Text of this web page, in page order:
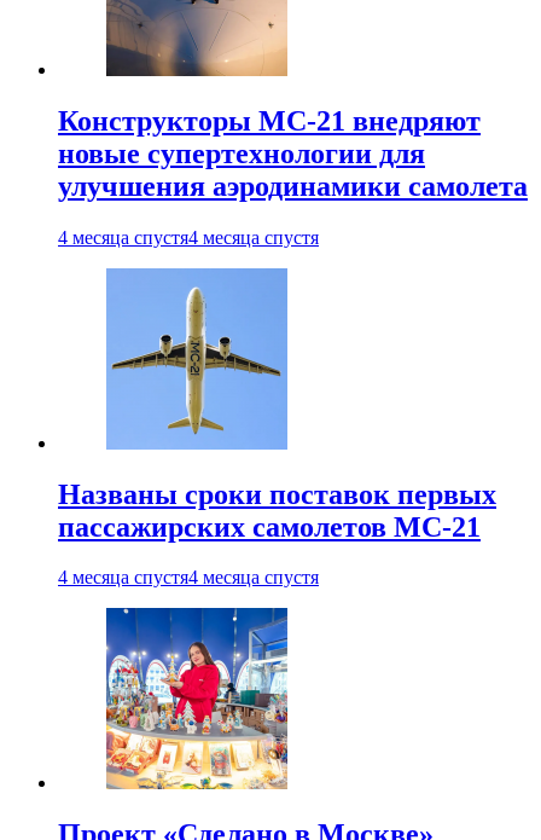
Конструкторы МС-21 внедряют
новые супертехнологии для
улучшения аэродинамики самолета
4 месяца спустя4 месяца спустя
Названы сроки поставок первых
пассажирских самолетов МС-21
4 месяца спустя4 месяца спустя